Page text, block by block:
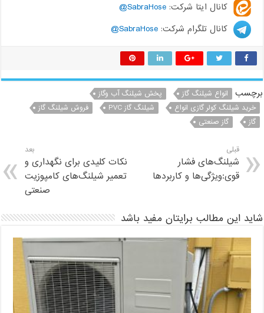
کانال ایتا شرکت:SabraHose@
کانال تلگرام شرکت:SabraHose@
برچسب انواع شیلنگ گاز
پخش شیلنگ آب وگاز
خرید شیلنگ کولر گازی انواع
شیلنگ گاز PVC
فروش شیلنگ گاز
گاز
گاز صنعتی
قبلی
شیلنگ‌های فشار
قوی:‌ویژگی‌ها و کاربرد‌ها
بعد
نکات کلیدی برای نگهداری و
تعمیر شیلنگ‌های کامپوزیت
صنعتی
شاید این مطالب برایتان مفید باشد